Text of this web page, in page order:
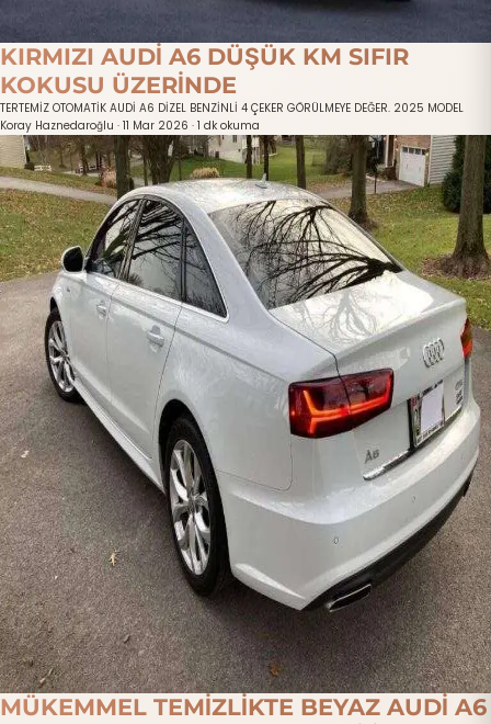
KIRMIZI AUDİ A6 DÜŞÜK KM SIFIR
KOKUSU ÜZERİNDE
TERTEMİZ OTOMATİK AUDİ A6 DİZEL BENZİNLİ 4 ÇEKER GÖRÜLMEYE DEĞER. 2025 MODEL
Koray Haznedaroğlu · 11 Mar 2026 · 1 dk okuma
MÜKEMMEL TEMİZLİKTE BEYAZ AUDİ A6